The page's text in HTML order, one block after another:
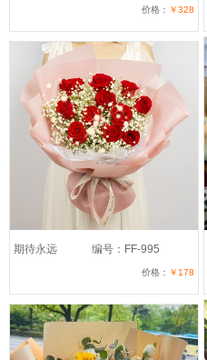
价格： ￥328
期待永远 编号：FF-995
价格： ￥178